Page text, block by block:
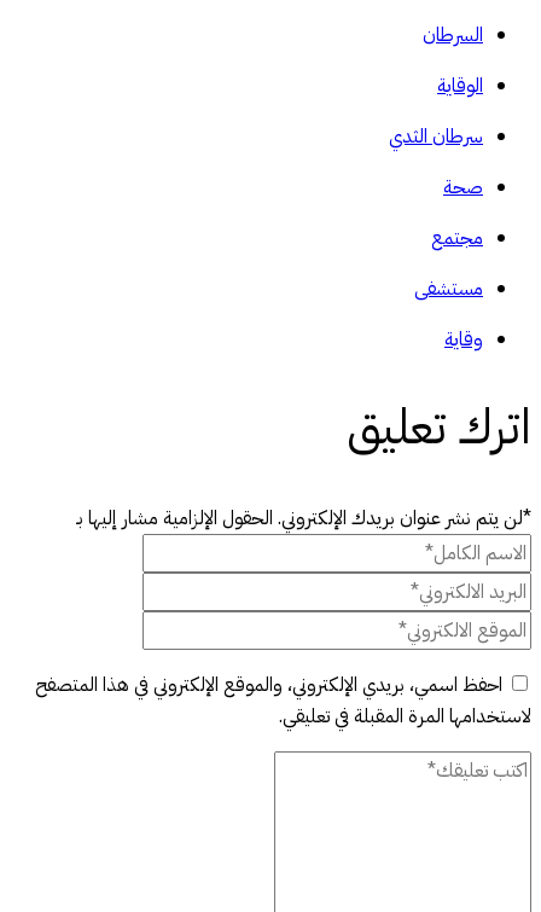
السرطان
الوقاية
سرطان الثدي
صحة
مجتمع
مستشفى
وقاية
اترك تعليق
*لن يتم نشر عنوان بريدك الإلكتروني. الحقول الإلزامية مشار إليها بـ
احفظ اسمي، بريدي الإلكتروني، والموقع الإلكتروني في هذا المتصفح
لاستخدامها المرة المقبلة في تعليقي.